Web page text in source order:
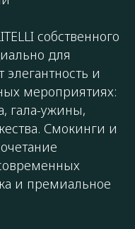
собственного
для
и
мероприятиях:
гала-ужины,
Смокинги и
и премиальное